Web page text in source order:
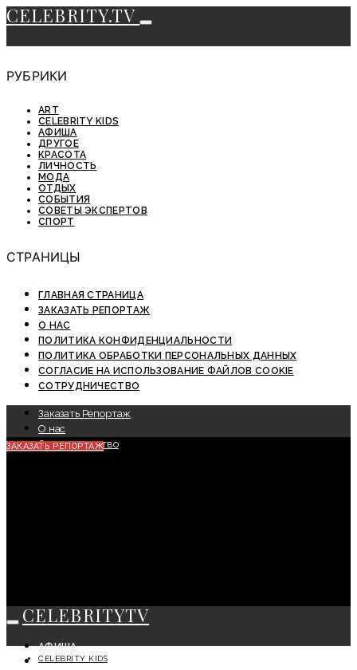
CELEBRITY.TV
РУБРИКИ
ART
CELEBRITY KIDS
АФИША
ДРУГОЕ
КРАСОТА
ЛИЧНОСТЬ
МОДА
ОТДЫХ
СОБЫТИЯ
СОВЕТЫ ЭКСПЕРТОВ
СПОРТ
СТРАНИЦЫ
ГЛАВНАЯ СТРАНИЦА
ЗАКАЗАТЬ РЕПОРТАЖ
О НАС
ПОЛИТИКА КОНФИДЕНЦИАЛЬНОСТИ
ПОЛИТИКА ОБРАБОТКИ ПЕРСОНАЛЬНЫХ ДАННЫХ
СОГЛАСИЕ НА ИСПОЛЬЗОВАНИЕ ФАЙЛОВ COOKIE
СОТРУДНИЧЕСТВО
Заказать Репортаж
О нас
Сотрудничество
ЗАКАЗАТЬ РЕПОРТАЖ
CELEBRITYTV
АФИША
СОБЫТИЯ
CELEBRITY KIDS